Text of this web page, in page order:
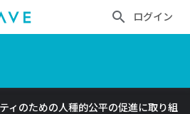
ログイン
ィのための人種的公平の促進に取り組